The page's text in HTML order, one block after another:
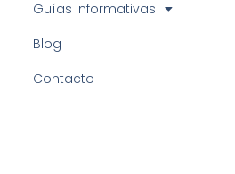
Guías informativas
Blog
Contacto